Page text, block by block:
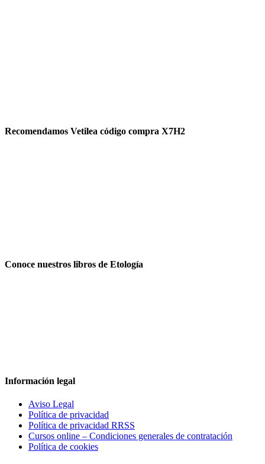
Recomendamos Vetilea código compra X7H2
Conoce nuestros libros de Etología
Información legal
Aviso Legal
Política de privacidad
Política de privacidad RRSS
Cursos online – Condiciones generales de contratación
Política de cookies